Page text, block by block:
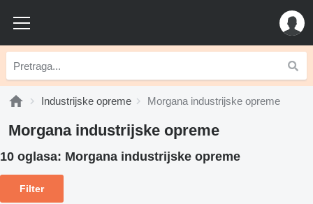
Industrijske opreme Morgana industrijske opreme
Morgana industrijske opreme
10 oglasa: Morgana industrijske opreme
Filter